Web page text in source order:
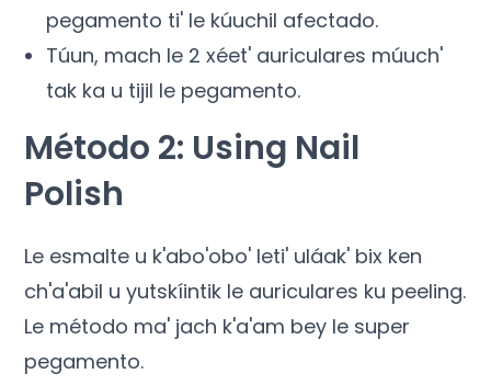
pegamento ti' le kúuchil afectado.
Túun, mach le 2 xéet' auriculares múuch'
tak ka u tijil le pegamento.
Método 2: Using Nail
Polish
Le esmalte u k'abo'obo' leti' uláak' bix ken
ch'a'abil u yutskíintik le auriculares ku peeling.
Le método ma' jach k'a'am bey le super
pegamento.